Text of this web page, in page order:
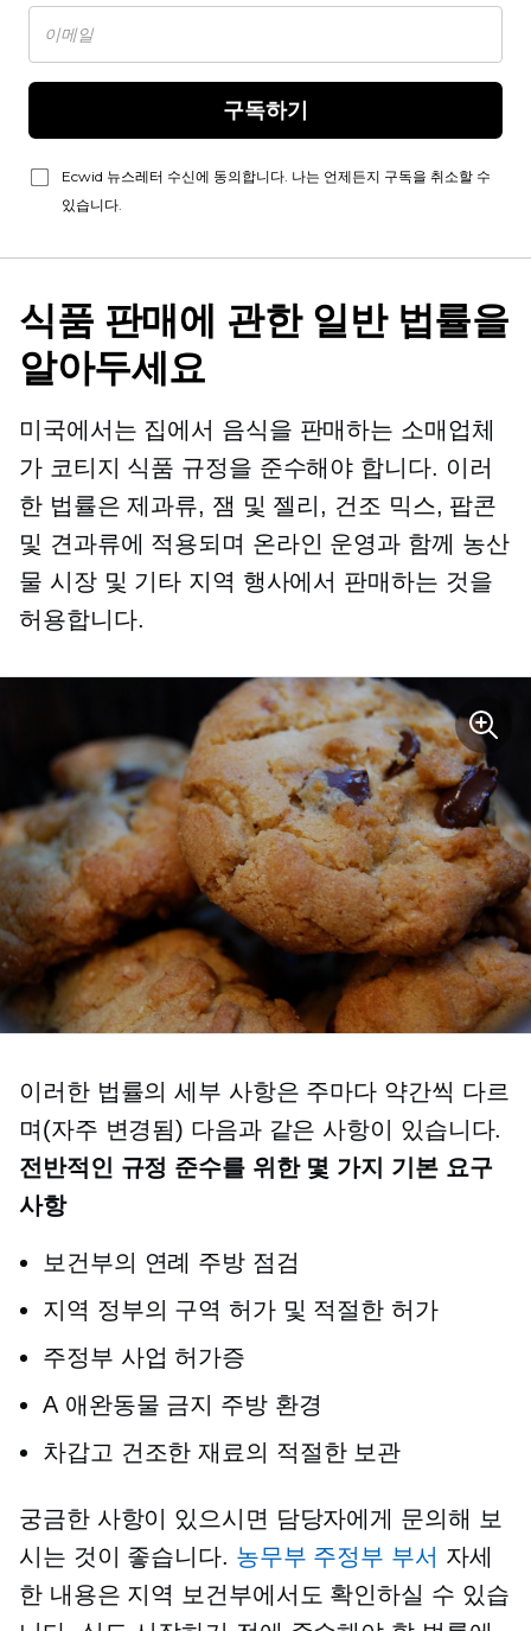
구독하기
Ecwid 뉴스레터 수신에 동의합니다. 나는 언제든지 구독을 취소할 수
있습니다.
식품 판매에 관한 일반 법률을
알아두세요
미국에서는 집에서 음식을 판매하는 소매업체
가 코티지 식품 규정을 준수해야 합니다. 이러
한 법률은 제과류, 잼 및 젤리, 건조 믹스, 팝콘
및 견과류에 적용되며 온라인 운영과 함께 농산
물 시장 및 기타 지역 행사에서 판매하는 것을
허용합니다.
이러한 법률의 세부 사항은 주마다 약간씩 다르
며(자주 변경됨) 다음과 같은 사항이 있습니다.
전반적인 규정 준수를 위한 몇 가지 기본 요구
사항
보건부의 연례 주방 점검
지역 정부의 구역 허가 및 적절한 허가
주정부 사업 허가증
A 애완동물 금지
주방 환경
차갑고 건조한 재료의 적절한 보관
궁금한 사항이 있으시면 담당자에게 문의해 보
시는 것이 좋습니다. 농무부 주정부 부서 자세
한 내용은 지역 보건부에서도 확인하실 수 있습